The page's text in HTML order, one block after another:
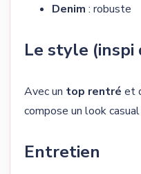
Denim : robuste
Le style (inspi
Avec un top rentré et
compose un look
Entretien